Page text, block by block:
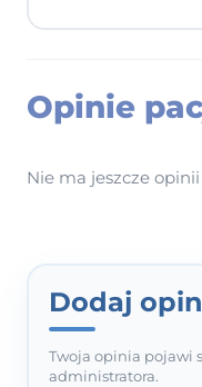
Opinie
Nie ma jeszcze
Dodaj
Twoja opinia pojawi
administratora.